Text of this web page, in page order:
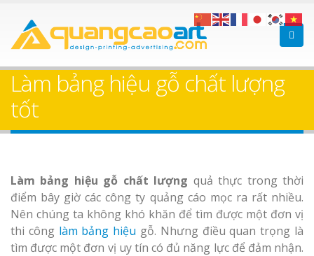
Làm bảng hiệu gỗ chất lượng
tốt
Làm bảng hiệu gỗ chất lượng quả thực trong thời
điểm bây giờ các công ty quảng cáo mọc ra rất nhiều.
Nên chúng ta không khó khăn để tìm được một đơn vị
thi công làm bảng hiệu gỗ. Nhưng điều quan trọng là
tìm được một đơn vị uy tín có đủ năng lực để đảm nhận.
Làm bảng hiệu gỗ tại
theo yêu cầu
Làm Biển
Làm bảng
Dương